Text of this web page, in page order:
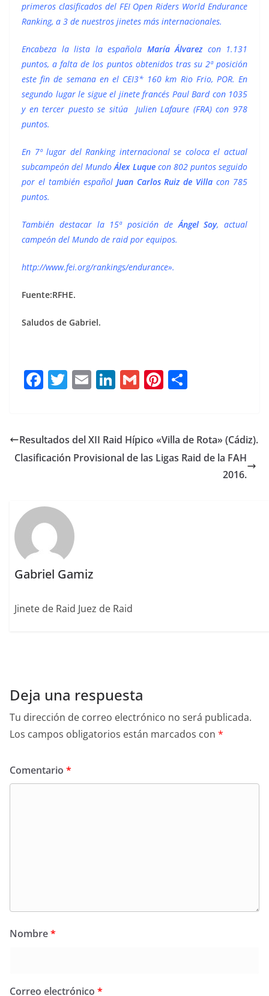
primeros clasificados del FEI Open Riders World Endurance
Ranking, a 3 de nuestros jinetes más internacionales.
Encabeza la lista la española María Álvarezcon 1.131
puntos, a falta de los puntos obtenidos tras su 2ª posición
este fin de semana en el CEI3* 160 km Rio Frio, POR. En
segundo lugar le sigue el jinete francés Paul Bard con 1035
y en tercer puesto se sitúa Julien Lafaure (FRA) con 978
puntos.
En 7º lugar del Ranking internacional se coloca el actual
subcampeón del MundoÁlex Luquecon 802 puntos seguido
por el también español Juan Carlos Ruiz de Villa con 785
puntos.
También destacar la 15ª posición deÁngel Soy, actual
campeón del Mundo de raid por equipos.
http://www.fei.org/rankings/endurance».
Fuente:RFHE.
Saludos de Gabriel.
F
e
b
k
T
te
r
E
l
Li
e
dI
G
l
Pi
re
st
p
a
Resultados del XII Raid Hípico «Villa de Rota» (Cádiz).
Clasificación Provisional de las Ligas Raid de la FAH
2016.
Gabriel Gamiz
Jinete de Raid Juez de Raid
Deja una respuesta
Tu dirección de correo electrónico no será publicada.
Los campos obligatorios están marcados con *
Comentario *
Nombre*
Correo electrónico *